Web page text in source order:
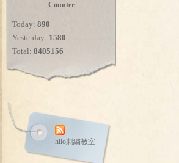
Counter
Today: 890
Yesterday: 1580
Total: 8405156
hilo刺繍教室